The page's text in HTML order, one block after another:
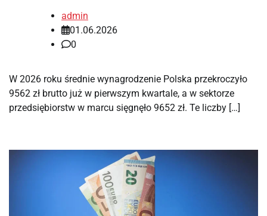
admin
01.06.2026
0
W 2026 roku średnie wynagrodzenie Polska przekroczyło
9562 zł brutto już w pierwszym kwartale, a w sektorze
przedsiębiorstw w marcu sięgnęło 9652 zł. Te liczby […]